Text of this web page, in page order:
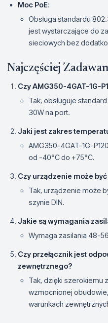
Moc PoE:
Obsługa standardu
jest wystarczające do
sieciowych bez
Najczęściej
Czy AMG350-4GAT-1G-
Tak, obsługuje
30W na port.
Jaki jest zakres
AMG350-4GAT-1G-
od -40°C do +75°C.
Czy urządzenie może
Tak, urządzenie może
szynie DIN.
Jakie są wymagania
Wymaga zasilania 48-
Czy przełącznik jest
zewnętrznego?
Tak, dzięki szerokiemu
wzmocnionej
warunkach